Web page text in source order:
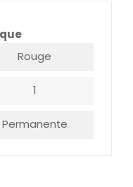
Rouge
1
Permanente